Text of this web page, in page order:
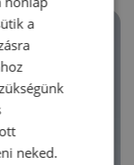
a
neked.